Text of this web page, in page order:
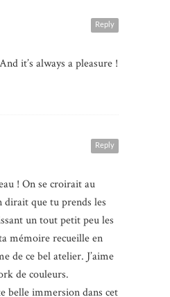
Reply
it’s always a pleasure !
Reply
! On se croirait au
dirait que tu prends les
un tout petit peu les
mémoire recueille en
de ce bel atelier. J’aime
de couleurs.
belle immersion dans cet